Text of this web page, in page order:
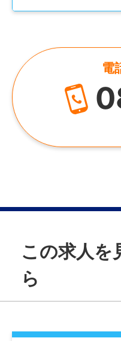
しっかりとし
初めて警備の
安全指導を行
することはあり
現在、活躍し
し、
就業場所
〒733-0012 広
勤務地の変更先
平成12年4月
代表者
資本金
広島県広島市
電
この求人を
ら